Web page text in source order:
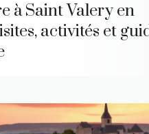
à Saint Valery en
activités et